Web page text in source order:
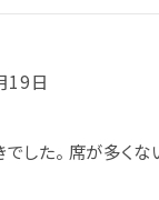
19日
した。 席が多く